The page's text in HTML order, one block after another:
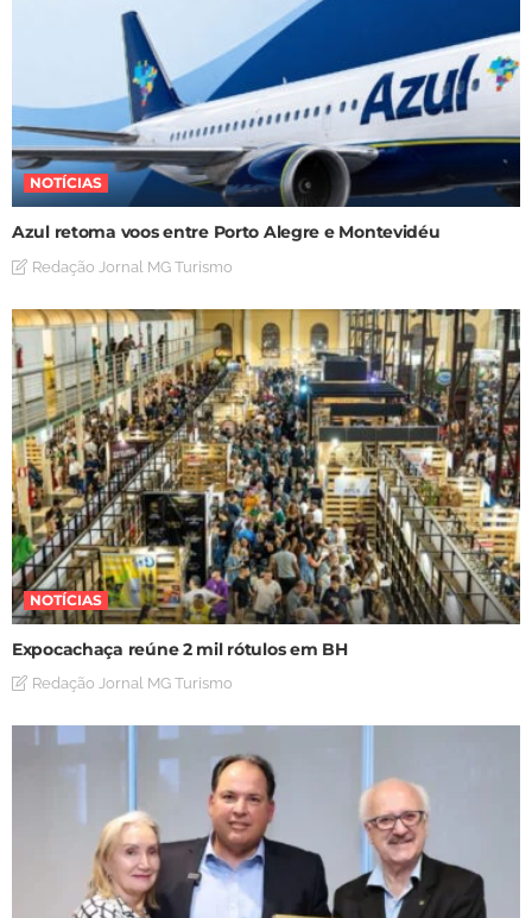
NOTÍCIAS
Azul retoma voos entre Porto Alegre e Montevidéu
Redação Jornal MG Turismo
NOTÍCIAS
Expocachaça reúne 2 mil rótulos em BH
Redação Jornal MG Turismo